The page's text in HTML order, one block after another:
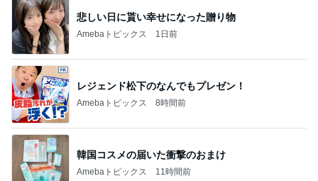
悲しい日に貰い幸せになった贈り物
Amebaトピックス 1日前
レジェンド松下のなんでもプレゼン！
Amebaトピックス 8時間前
韓国コスメの届いた衝撃のおまけ
Amebaトピックス 11時間前